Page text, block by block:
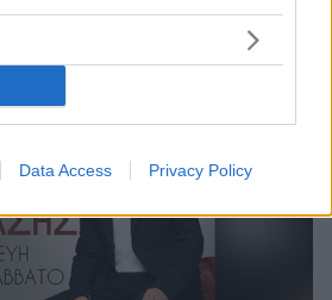
Data Access Privacy Policy